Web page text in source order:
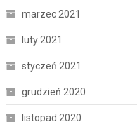
marzec 2021
luty 2021
styczeń 2021
grudzień 2020
listopad 2020